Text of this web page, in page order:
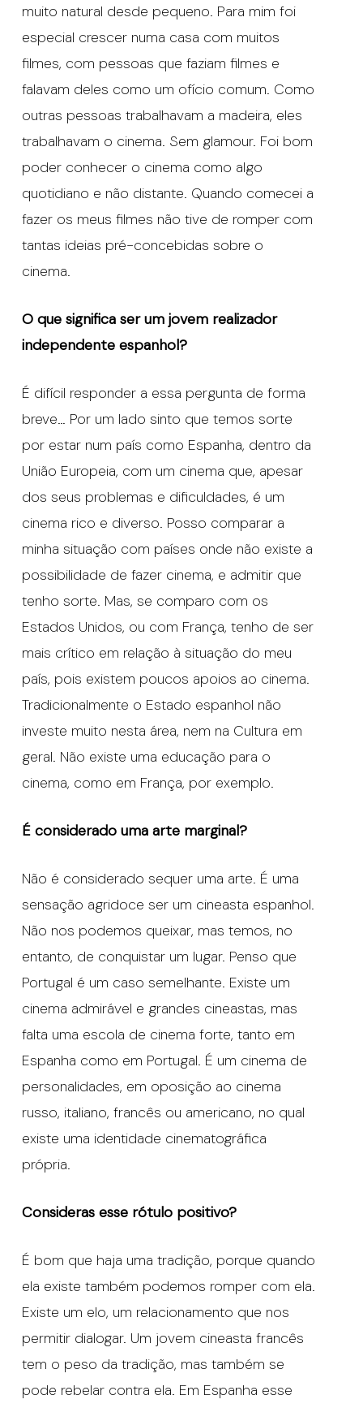
muito natural desde pequeno. Para mim foi
especial crescer numa casa com muitos
filmes, com pessoas que faziam filmes e
falavam deles como um ofício comum. Como
outras pessoas trabalhavam a madeira, eles
trabalhavam o cinema. Sem glamour. Foi bom
poder conhecer o cinema como algo
quotidiano e não distante. Quando comecei a
fazer os meus filmes não tive de romper com
tantas ideias pré-concebidas sobre o
cinema.
O que significa ser um jovem realizador
independente espanhol?
É difícil responder a essa pergunta de forma
breve… Por um lado sinto que temos sorte
por estar num país como Espanha, dentro da
União Europeia, com um cinema que, apesar
dos seus problemas e dificuldades, é um
cinema rico e diverso. Posso comparar a
minha situação com países onde não existe a
possibilidade de fazer cinema, e admitir que
tenho sorte. Mas, se comparo com os
Estados Unidos, ou com França, tenho de ser
mais crítico em relação à situação do meu
país, pois existem poucos apoios ao cinema.
Tradicionalmente o Estado espanhol não
investe muito nesta área, nem na Cultura em
geral. Não existe uma educação para o
cinema, como em França, por exemplo.
É considerado uma arte marginal?
Não é considerado sequer uma arte. É uma
sensação agridoce ser um cineasta espanhol.
Não nos podemos queixar, mas temos, no
entanto, de conquistar um lugar. Penso que
Portugal é um caso semelhante. Existe um
cinema admirável e grandes cineastas, mas
falta uma escola de cinema forte, tanto em
Espanha como em Portugal. É um cinema de
personalidades, em oposição ao cinema
russo, italiano, francês ou americano, no qual
existe uma identidade cinematográfica
própria.
Consideras esse rótulo positivo?
É bom que haja uma tradição, porque quando
ela existe também podemos romper com ela.
Existe um elo, um relacionamento que nos
permitir dialogar. Um jovem cineasta francês
tem o peso da tradição, mas também se
pode rebelar contra ela. Em Espanha esse